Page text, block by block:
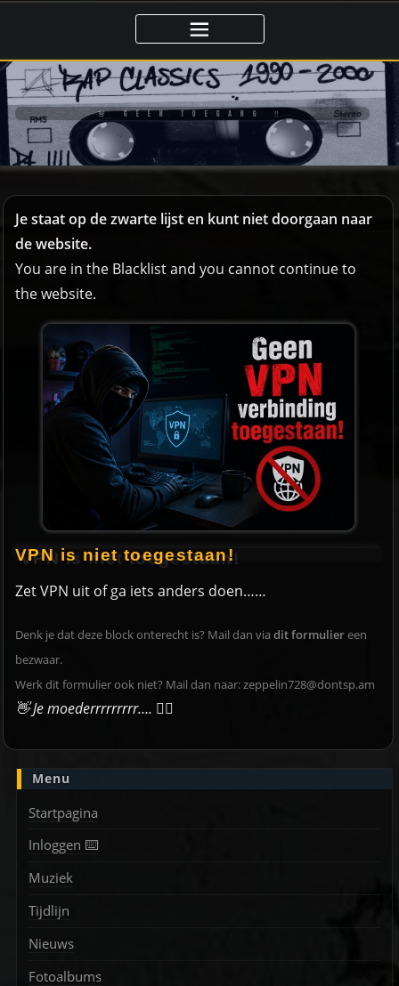
de
inhoud
🚨 GEEN TOEGANG ‼️
Je staat op de zwarte lijst en kunt niet doorgaan naar
de website.
You are in the Blacklist and you cannot continue to
the website.
VPN is niet toegestaan!
Zet VPN uit of ga iets anders doen……
Denk je dat deze block onterecht is? Mail dan via dit formuliereen
bezwaar.
Werk dit formulier ook niet? Mail dan naar:zeppelin728@dontsp.am
👋 Je moederrrrrrrrr…. 🙋‍♀️
Menu
Startpagina
Inloggen ⌨️
Muziek
Tijdlijn
Nieuws
Fotoalbums